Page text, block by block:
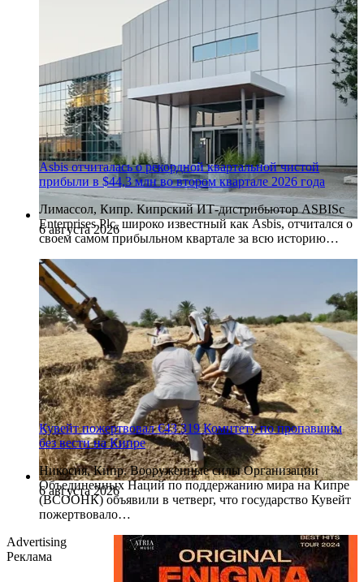
6 августа 2026
Asbis отчиталась о рекордной квартальной чистой
прибыли в $44,3 млн во втором квартале 2026 года
Лимассол, Кипр. Кипрский ИТ-дистрибьютор ASBISc
Enterprises Plc, широко известный как Asbis, отчитался о
своем самом прибыльном квартале за всю историю…
6 августа 2026
Кувейт пожертвовал €43 319 Комитету по пропавшим
без вести на Кипре
Никосия, Кипр. Вооруженные силы Организации
Объединенных Наций по поддержанию мира на Кипре
(ВСООНК) объявили в четверг, что государство Кувейт
пожертвовало…
Advertising
Реклама